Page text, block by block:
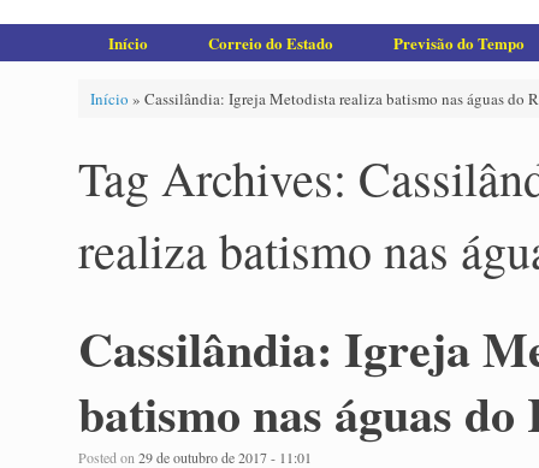
Início Correio do Estado Previsão do Tempo
Início » Cassilândia: Igreja Metodista realiza batismo nas águas do
Tag Archives:
realiza batismo nas
Cassilândia: Igreja
batismo nas águas
Posted on 29 de outubro de 2017 - 11:01